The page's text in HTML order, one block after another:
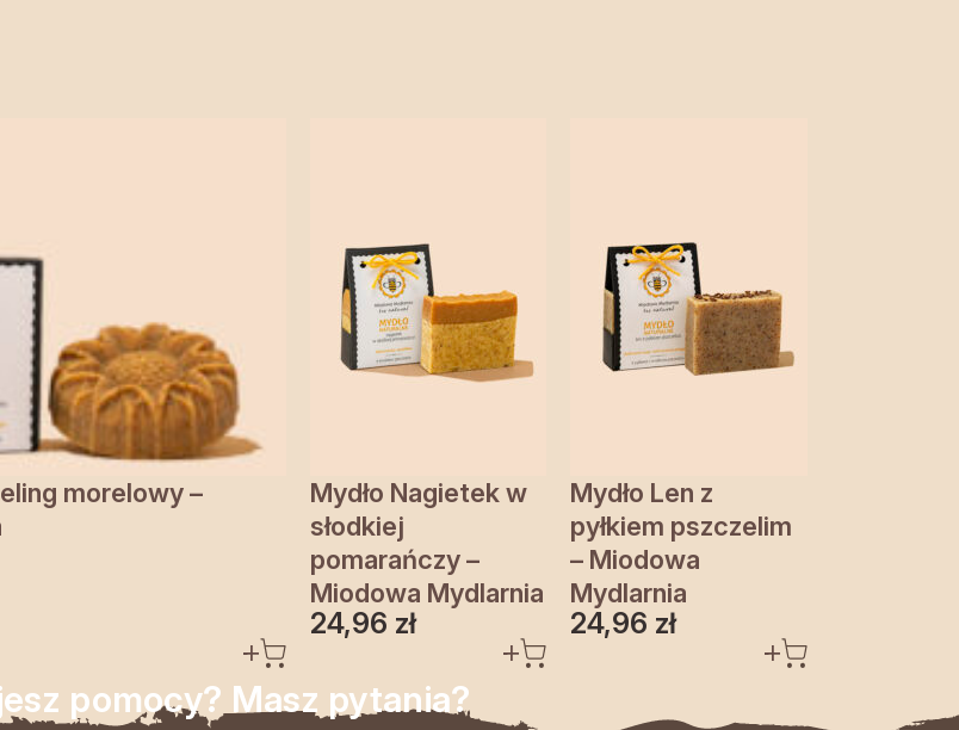
morelowy –
Mydło Nagietek w
słodkiej
pomarańczy –
Miodowa Mydlarnia
24,96 zł
Mydło Len z
pyłkiem pszczelim
– Miodowa
Mydlarnia
24,96 zł
pomocy? Masz pytania?